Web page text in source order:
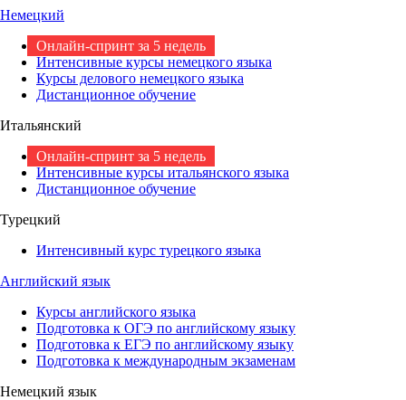
Немецкий
Онлайн-спринт за 5 недель
Интенсивные курсы немецкого языка
Курсы делового немецкого языка
Дистанционное обучение
Итальянский
Онлайн-спринт за 5 недель
Интенсивные курсы итальянского языка
Дистанционное обучение
Турецкий
Интенсивный курс турецкого языка
Английский язык
Курсы английского языка
Подготовка к ОГЭ по английскому языку
Подготовка к ЕГЭ по английскому языку
Подготовка к международным экзаменам
Немецкий язык